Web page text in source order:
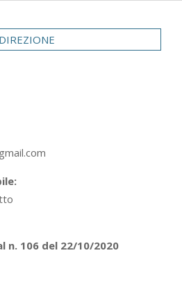
DIREZIONE
n. 106 del 22/10/2020